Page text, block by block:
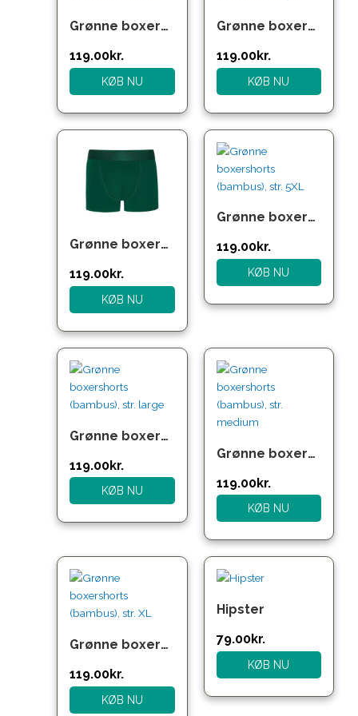
Grønne boxershorts (bambus), str. 2XL
119.00kr.
KØB NU
Grønne boxershorts (bambus), str. 3XL
119.00kr.
KØB NU
Grønne boxershorts (bambus), str. 4XL
119.00kr.
KØB NU
Grønne boxershorts (bambus), str. 5XL
119.00kr.
KØB NU
Grønne boxershorts (bambus), str. large
119.00kr.
KØB NU
Grønne boxershorts (bambus), str. medium
119.00kr.
KØB NU
Grønne boxershorts (bambus), str. XL
119.00kr.
KØB NU
Hipster
79.00kr.
KØB NU